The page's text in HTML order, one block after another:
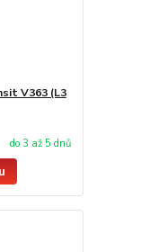
V363 (L3
do 3 až 5 dnů